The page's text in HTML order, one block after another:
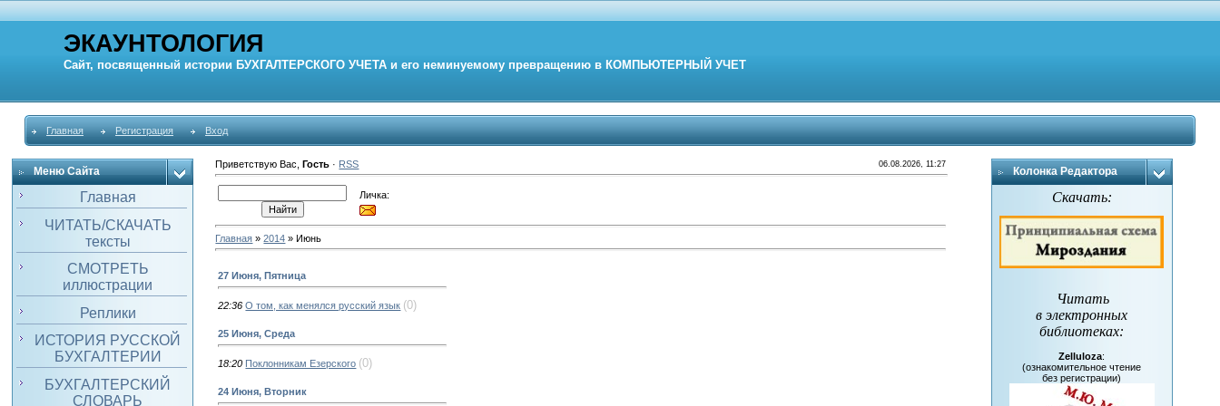
ЭКАУНТОЛОГИЯ
Сайт, посвященный истории БУХГАЛТЕРСКОГО УЧЕТА и его неминуемому превращению в КОМПЬЮТЕРНЫЙ УЧЕТ
Главная Регистрация Вход
Меню Сайта
Главная
ЧИТАТЬ/СКАЧАТЬ
тексты
СМОТРЕТЬ
иллюстрации
Реплики
ИСТОРИЯ РУССКОЙ
БУХГАЛТЕРИИ
БУХГАЛТЕРСКИЙ
СЛОВАРЬ
Приветствую Вас ,Гость · RSS 06.08.2026, 11:27
Личка:
Главная »2014 » Июнь
27 Июня, Пятница
22:36 О том, как менялся русский язык (0)
25 Июня, Среда
18:20 Поклонникам Езерского (0)
24 Июня, Вторник
Колонка Редактора
Скачать:
Читать
в электронных
библиотеках:
Zelluloza:
(ознакомительное чтение
без регистрации)